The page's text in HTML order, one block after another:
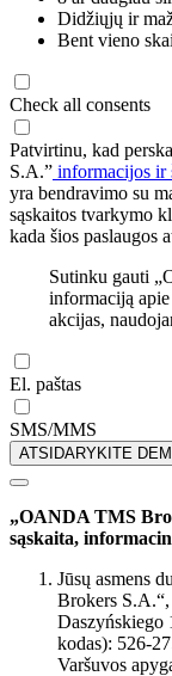
Didžiųjų ir
Bent vieno
Check all consents
Patvirtinu, kad
S.A.” informacijos ir
yra bendravimo su
sąskaitos tvarkymo
kada šios paslaugos
Sutinku gauti
informaciją
akcijas,
El. paštas
SMS/MMS
ATSIDARYKITE
„OANDA TMS
sąskaita,
Jūsų asmens
Brokers
Daszyńskiego
kodas): 526-
Varšuvos